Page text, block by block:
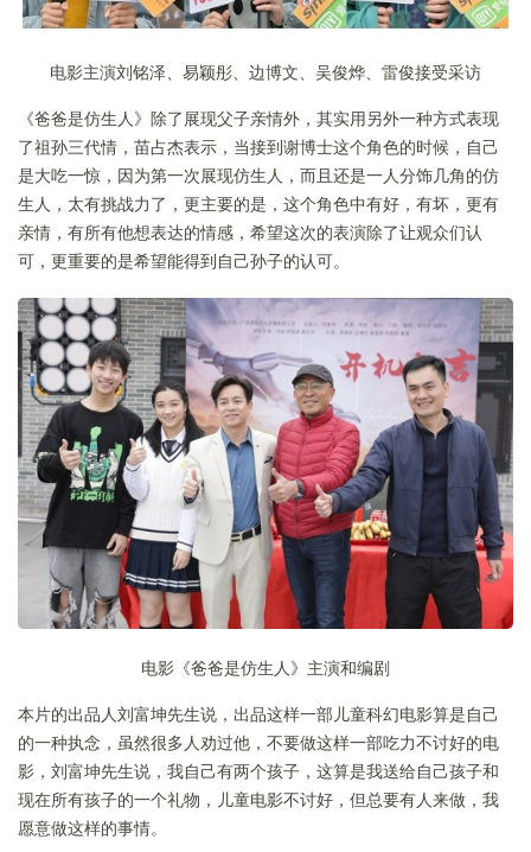
电影主演刘铭泽、易颖彤、边博文、吴俊烨、雷俊接受采访
《爸爸是仿生人》除了展现父子亲情外，其实用另外一种方式表现
了祖孙三代情，苗占杰表示，当接到谢博士这个角色的时候，自己
是大吃一惊，因为第一次展现仿生人，而且还是一人分饰几角的仿
生人，太有挑战力了，更主要的是，这个角色中有好，有坏，更有
亲情，有所有他想表达的情感，希望这次的表演除了让观众们认
可，更重要的是希望能得到自己孙子的认可。
电影《爸爸是仿生人》主演和编剧
本片的出品人刘富坤先生说，出品这样一部儿童科幻电影算是自己
的一种执念，虽然很多人劝过他，不要做这样一部吃力不讨好的电
影，刘富坤先生说，我自己有两个孩子，这算是我送给自己孩子和
现在所有孩子的一个礼物，儿童电影不讨好，但总要有人来做，我
愿意做这样的事情。